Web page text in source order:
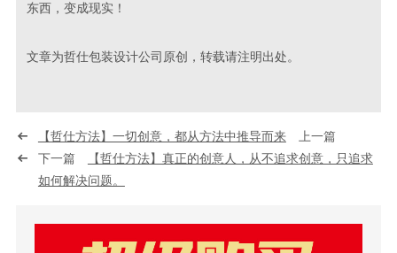
东西，变成现实！
文章为哲仕包装设计公司原创，转载请注明出处。
【哲仕方法】一切创意，都从方法中推导而来上一篇
下一篇
【哲仕方法】真正的创意人，从不追求创意，只追求
如何解决问题。